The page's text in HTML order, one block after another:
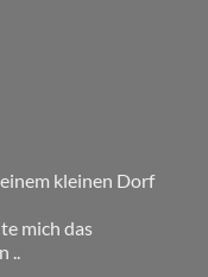
kleinen Dorf
mich das